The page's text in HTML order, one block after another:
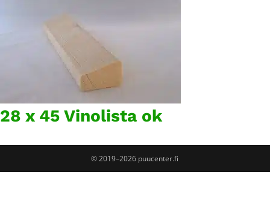
28 x 45 Vinolista ok
© 2019–2026 puucenter.fi